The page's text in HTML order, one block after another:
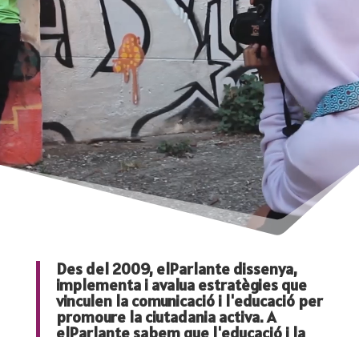
Des del 2009, elParlante dissenya,
implementa i avalua estratègies que
vinculen la comunicació i l'educació per
promoure la ciutadania activa. A